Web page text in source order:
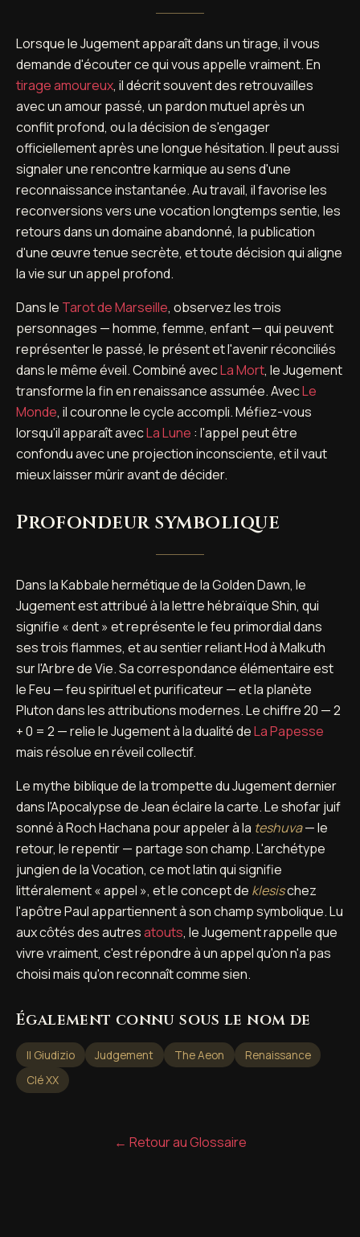
Lorsque le Jugement apparaît dans un tirage, il vous
demande d'écouter ce qui vous appelle vraiment. En
tirage amoureux, il décrit souvent des retrouvailles
avec un amour passé, un pardon mutuel après un
conflit profond, ou la décision de s'engager
officiellement après une longue hésitation. Il peut aussi
signaler une rencontre karmique au sens d'une
reconnaissance instantanée. Au travail, il favorise les
reconversions vers une vocation longtemps sentie, les
retours dans un domaine abandonné, la publication
d'une œuvre tenue secrète, et toute décision qui aligne
la vie sur un appel profond.
Dans le Tarot de Marseille, observez les trois
personnages — homme, femme, enfant — qui peuvent
représenter le passé, le présent et l'avenir réconciliés
dans le même éveil. Combiné avecLa Mort, le Jugement
transforme la fin en renaissance assumée. AvecLe
Monde, il couronne le cycle accompli. Méfiez-vous
lorsqu'il apparaît avecLa Lune : l'appel peut être
confondu avec une projection inconsciente, et il vaut
mieux laisser mûrir avant de décider.
Profondeur symbolique
Dans la Kabbale hermétique de la Golden Dawn, le
Jugement est attribué à la lettre hébraïque Shin, qui
signifie « dent » et représente le feu primordial dans
ses trois flammes, et au sentier reliant Hod à Malkuth
sur l'Arbre de Vie. Sa correspondance élémentaire est
le Feu — feu spirituel et purificateur — et la planète
Pluton dans les attributions modernes. Le chiffre 20 — 2
+ 0 = 2 — relie le Jugement à la dualité deLa Papesse
mais résolue en réveil collectif.
Le mythe biblique de la trompette du Jugement dernier
dans l'Apocalypse de Jean éclaire la carte. Le shofar juif
sonné à Roch Hachana pour appeler à la teshuva— le
retour, le repentir — partage son champ. L'archétype
jungien de la Vocation, ce mot latin qui signifie
littéralement « appel », et le concept de klesischez
l'apôtre Paul appartiennent à son champ symbolique. Lu
aux côtés des autresatouts, le Jugement rappelle que
vivre vraiment, c'est répondre à un appel qu'on n'a pas
choisi mais qu'on reconnaît comme sien.
Également connu sous le nom de
Il Giudizio Judgement The Aeon
Renaissance
Clé XX
← Retour au Glossaire